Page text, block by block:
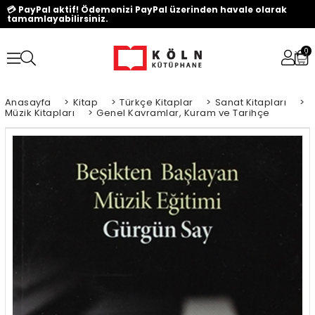
💳 PayPal aktif! Ödemenizi PayPal üzerinden havale olarak
tamamlayabilirsiniz.
0
Anasayfa > Kitap > Türkçe Kitaplar > Sanat Kitapları >
Müzik Kitapları > Genel Kavramlar, Kuram ve Tarihçe